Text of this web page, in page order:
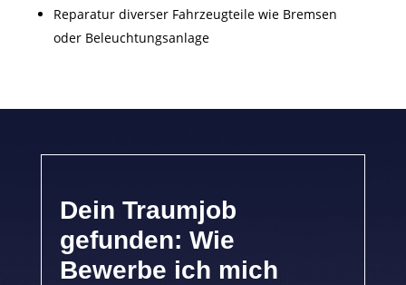
Reparatur diverser Fahrzeugteile wie Bremsen
oder Beleuchtungsanlage
Dein Traumjob
gefunden: Wie
Bewerbe ich mich